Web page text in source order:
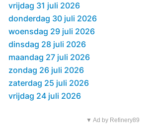
vrijdag 31 juli 2026
donderdag 30 juli 2026
woensdag 29 juli 2026
dinsdag 28 juli 2026
maandag 27 juli 2026
zondag 26 juli 2026
zaterdag 25 juli 2026
vrijdag 24 juli 2026
▼ Ad by Refinery89